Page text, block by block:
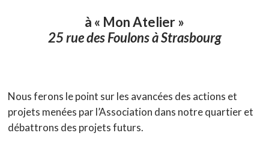
à « Mon Atelier »
25 rue des Foulons à Strasbourg
Nous ferons le point sur les avancées des actions et
projets menées par l’Association dans notre quartier et
débattrons des projets futurs.